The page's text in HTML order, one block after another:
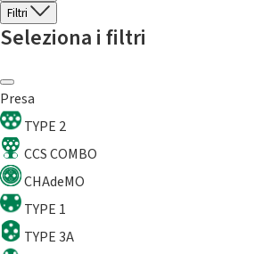
Filtri
Seleziona i filtri
Presa
TYPE 2
CCS COMBO
CHAdeMO
TYPE 1
TYPE 3A